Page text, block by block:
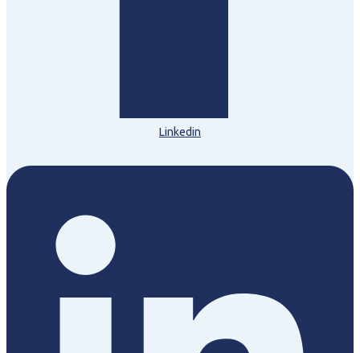
Linkedin